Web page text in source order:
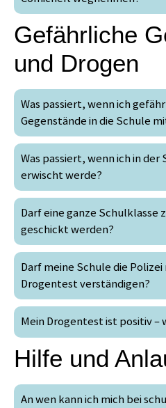
Gefährliche
und Drogen
Was passiert, wenn ich
Gegenstände in die Schule
Was passiert, wenn ich in
erwischt werde?
Darf eine ganze Schulklasse
geschickt werden?
Darf meine Schule die
Drogentest verständigen?
Mein Drogentest ist positiv –
Hilfe und
An wen kann ich mich bei